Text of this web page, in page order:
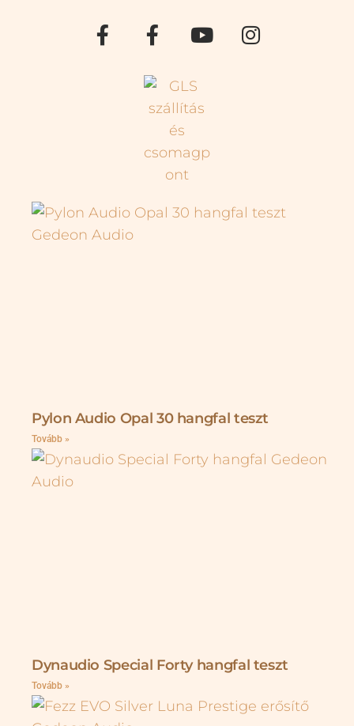
Pylon Audio Opal 30 hangfal teszt
Tovább »
Dynaudio Special Forty hangfal teszt
Tovább »